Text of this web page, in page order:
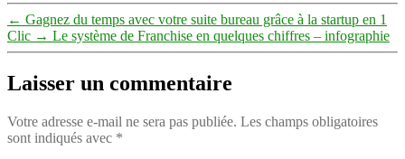
← Gagnez du temps avec votre suite bureau grâce à la startup en 1
Clic → Le système de Franchise en quelques chiffres – infographie
Laisser un commentaire
Votre adresse e-mail ne sera pas publiée. Les champs obligatoires
sont indiqués avec *